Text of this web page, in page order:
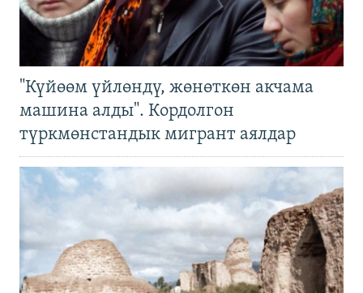
"Күйөөм үйлөндү, жөнөткөн акчама
машина алды". Кордолгон
түркмөнстандык мигрант аялдар